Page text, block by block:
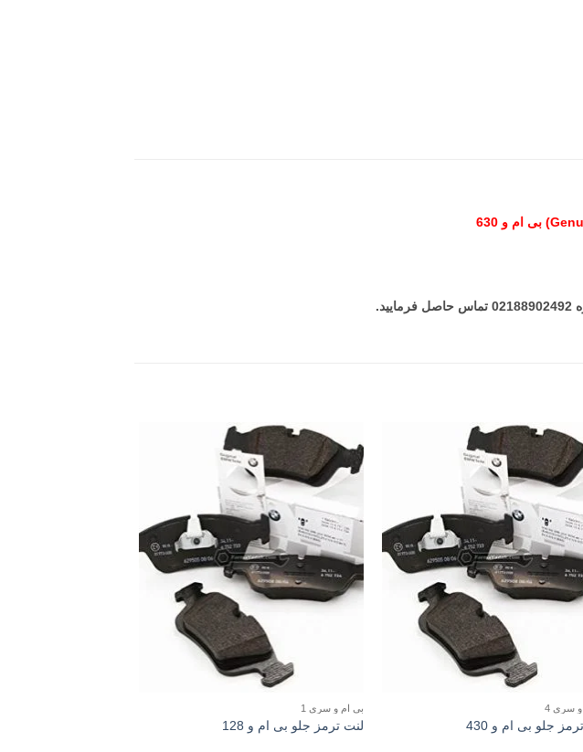
و سری 4
جلو بی ام و 430
بی ام و سری 1
لنت ترمز جلو بی ام و 128